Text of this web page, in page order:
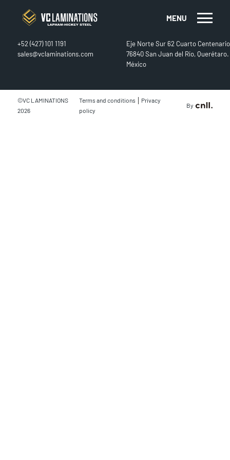
MENU
CONTACT
+52 (427) 101 1191
sales@vclaminations.com
Eje Norte Sur 62 Cuarto Centenario
76840 San Juan del Río, Querétaro.
México
©VC LAMINATIONS
2026
Terms and conditions | Privacy
policy
By